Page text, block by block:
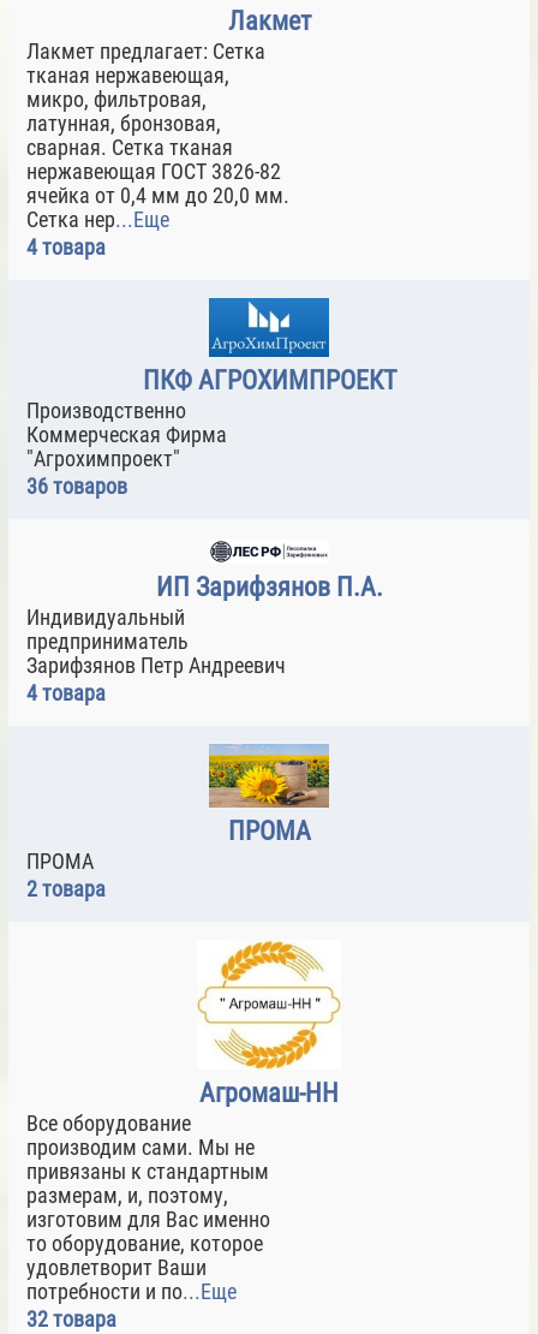
Лакмет
Лакмет предлагает: Сетка
тканая нержавеющая,
микро, фильтровая,
латунная, бронзовая,
сварная. Сетка тканая
нержавеющая ГОСТ 3826-82
ячейка от 0,4 мм до 20,0 мм.
Сетка нер...Еще
4 товара
ПКФ АГРОХИМПРОЕКТ
Производственно
Коммерческая Фирма
"Агрохимпроект"
36 товаров
ИП Зарифзянов П.А.
Индивидуальный
предприниматель
Зарифзянов Петр Андреевич
4 товара
ПРОМА
ПРОМА
2 товара
Агромаш-НН
Все оборудование
производим сами. Мы не
привязаны к стандартным
размерам, и, поэтому,
изготовим для Вас именно
то оборудование, которое
удовлетворит Ваши
потребности и по...Еще
32 товара